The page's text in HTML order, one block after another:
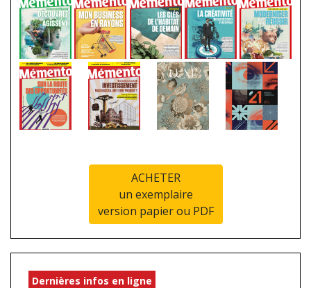
ACHETER
un exemplaire
version papier ou PDF
Dernières infos en ligne